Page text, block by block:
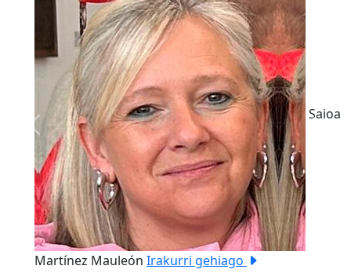
Previous
Saioa
Martínez Mauleón Irakurri gehiago